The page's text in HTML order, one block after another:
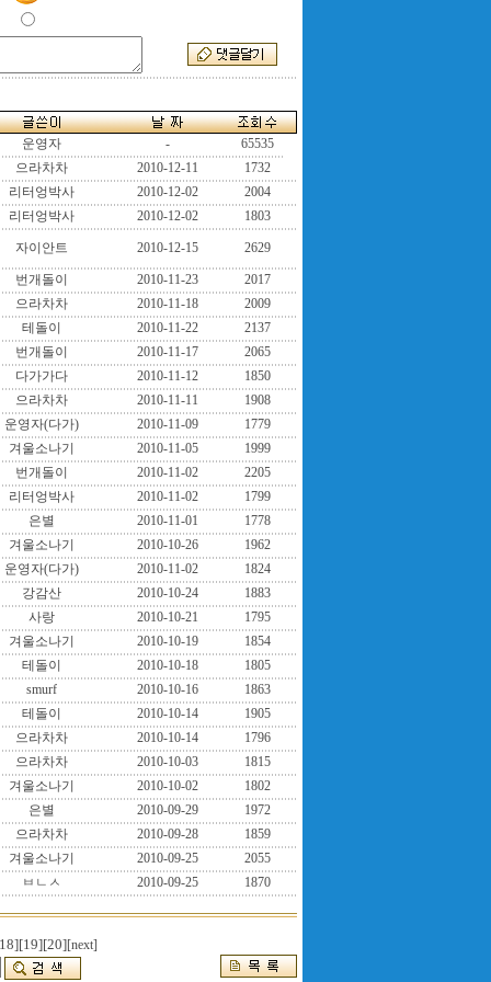
운영자 -
65535
으라차차
2010-12-11
1732
리터엉박사
2010-12-02
2004
리터엉박사
2010-12-02 1803
자이안트 2010-12-15 2629
번개돌이 2010-11-23
2017
으라차차
2010-11-18
2009
테돌이
2010-11-22
2137
번개돌이
2010-11-17
2065
다가가다
2010-11-12
1850
으라차차
2010-11-11
1908
운영자(다가)
2010-11-09
1779
겨울소나기
2010-11-05
1999
번개돌이
2010-11-02
2205
리터엉박사
2010-11-02
1799
은별
2010-11-01
1778
겨울소나기
2010-10-26
1962
운영자(다가)
2010-11-02
1824
강감산
2010-10-24
1883
사랑
2010-10-21
1795
겨울소나기
2010-10-19
1854
테돌이
2010-10-18
1805
smurf
2010-10-16
1863
테돌이
2010-10-14
1905
으라차차
2010-10-14
1796
으라차차
2010-10-03
1815
겨울소나기
2010-10-02
1802
은별
2010-09-29
1972
으라차차
2010-09-28
1859
겨울소나기
2010-09-25
2055
ㅂㄴㅅ
2010-09-25 1870
[19][20][next]